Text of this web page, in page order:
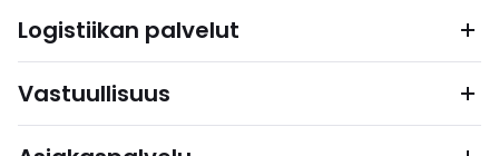
Logistiikan palvelut
Vastuullisuus